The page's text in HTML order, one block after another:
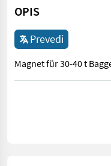
OPIS
Prevedi
Magnet für 30-40 t
Magnet für 30-40 t